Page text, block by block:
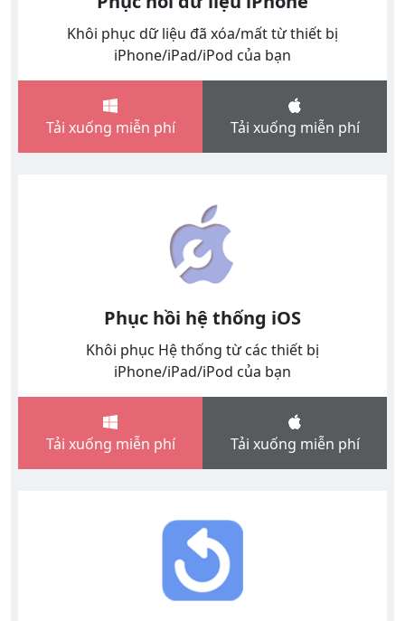
Khôi phục dữ liệu đã xóa/mất từ ​​thiết bị
iPhone/iPad/iPod của bạn
Tải xuống miễn phí Tải xuống miễn phí
Phục hồi hệ thống iOS
Khôi phục Hệ thống từ các thiết bị
iPhone/iPad/iPod của bạn
Tải xuống miễn phí Tải xuống miễn phí